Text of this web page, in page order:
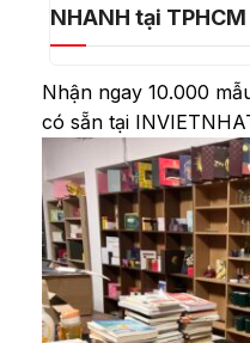
NHANH tại TPHCM
Nhận ngay 10.000
có sẵn tại